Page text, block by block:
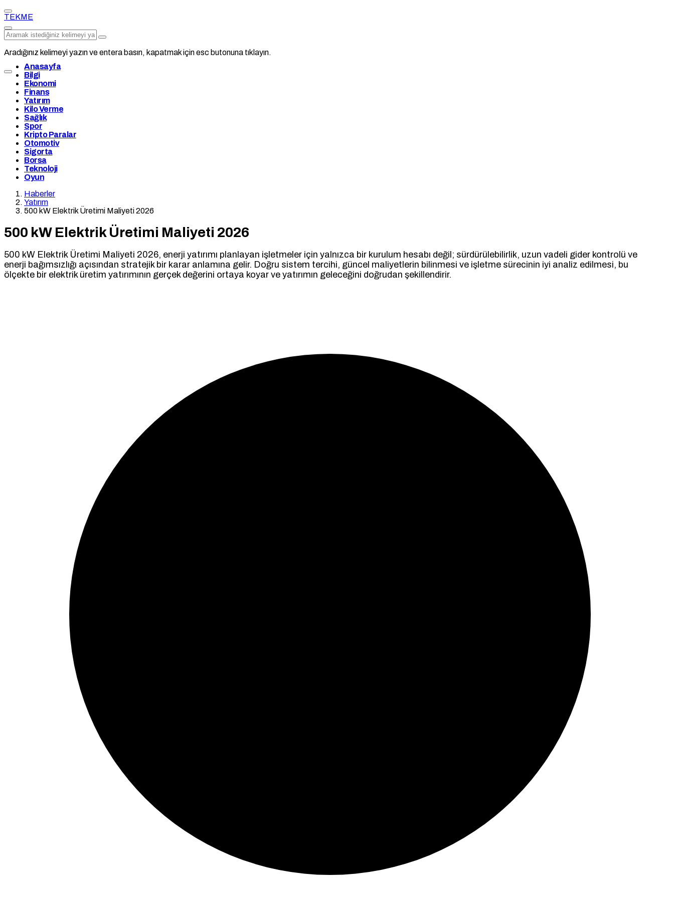
TEKME
Aradığınız kelimeyi yazın ve entera basın, kapatmak için esc butonuna tıklayın.
Anasayfa
Bilgi
Ekonomi
Finans
Yatırım
Kilo Verme
Sağlık
Spor
Kripto Paralar
Otomotiv
Sigorta
Borsa
Teknoloji
Oyun
Haberler
Yatırım
500 kW Elektrik Üretimi Maliyeti 2026
500 kW Elektrik Üretimi Maliyeti 2026
500 kW Elektrik Üretimi Maliyeti 2026, enerji yatırımı planlayan işletmeler için yalnızca bir kurulum hesabı değil; sürdürülebilirlik, uzun vadeli gider kontrolü ve
enerji bağımsızlığı açısından stratejik bir karar anlamına gelir. Doğru sistem tercihi, güncel maliyetlerin bilinmesi ve işletme sürecinin iyi analiz edilmesi, bu
ölçekte bir elektrik üretim yatırımının gerçek değerini ortaya koyar ve yatırımın geleceğini doğrudan şekillendirir.